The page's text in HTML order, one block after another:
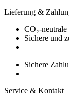
Lieferung &
CO₂-
Sichere und
Sichere
Service & Kontakt